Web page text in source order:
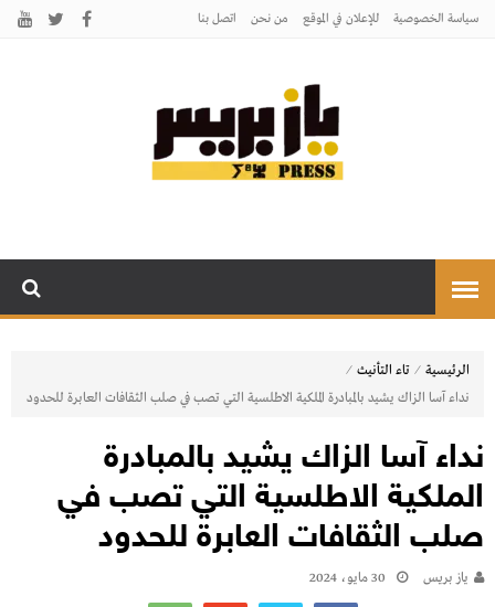
سياسة الخصوصية للإعلان في الموقع من نحن اتصل بنـا
الرئيسية ⁄ تاء التأنيث ⁄
نداء آسا الزاك يشيد بالمبادرة الملكية الاطلسية التي تصب في صلب الثقافات العابرة للحدود
نداء آسا الزاك يشيد بالمبادرة
الملكية الاطلسية التي تصب في
صلب الثقافات العابرة للحدود
يـاز بريـس 30 مايو، 2024